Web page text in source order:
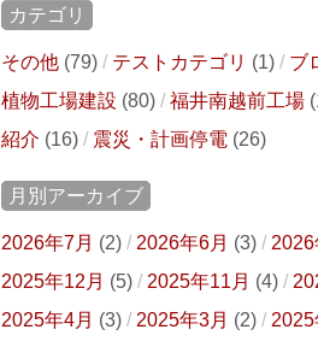
カテゴリ
その他 (79) テストカテゴリ (1) ブ
植物工場建設 (80) 福井南越前工場
紹介 (16) 震災・計画停電 (26)
月別アーカイブ
2026年7月 (2) 2026年6月 (3) 2026
2025年12月 (5) 2025年11月 (4)
2025年4月 (3) 2025年3月 (2) 2025